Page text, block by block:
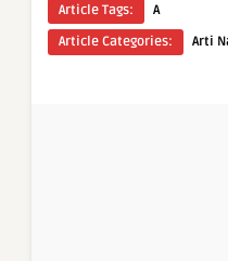
Article Tags:
A
Article Categories:
Arti